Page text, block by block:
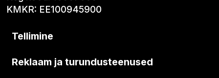
KMKR: EE100945900
Tellimine
Reklaam ja turundusteenused